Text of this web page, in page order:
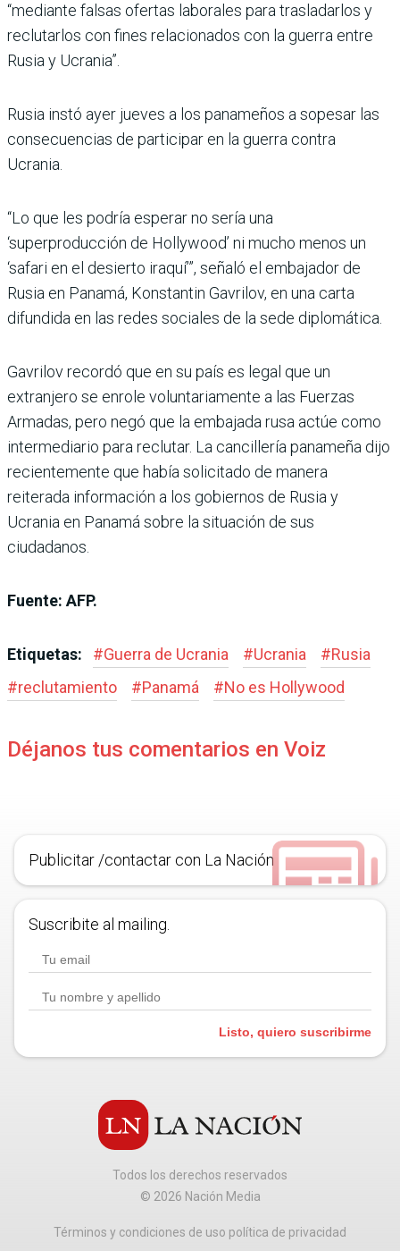
“mediante falsas ofertas laborales para trasladarlos y
reclutarlos con fines relacionados con la guerra entre
Rusia y Ucrania”.
Rusia instó ayer jueves a los panameños a sopesar las
consecuencias de participar en la guerra contra
Ucrania.
“Lo que les podría esperar no sería una
‘superproducción de Hollywood’ ni mucho menos un
‘safari en el desierto iraquí’”, señaló el embajador de
Rusia en Panamá, Konstantin Gavrilov, en una carta
difundida en las redes sociales de la sede diplomática.
Gavrilov recordó que en su país es legal que un
extranjero se enrole voluntariamente a las Fuerzas
Armadas, pero negó que la embajada rusa actúe como
intermediario para reclutar. La cancillería panameña dijo
recientemente que había solicitado de manera
reiterada información a los gobiernos de Rusia y
Ucrania en Panamá sobre la situación de sus
ciudadanos.
Fuente: AFP.
Etiquetas: #Guerra de Ucrania #Ucrania #Rusia
#reclutamiento #Panamá #No es Hollywood
Déjanos tus comentarios en Voiz
Publicitar /contactar con La Nación
Suscribite al mailing.
Listo, quiero suscribirme
Todos los derechos reservados
© 2026 Nación Media
Términos y condiciones de uso política de privacidad